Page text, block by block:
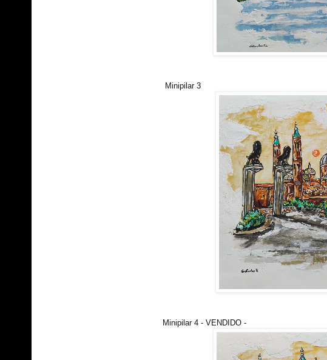
Minipilar 3
Minipilar 4 - VENDIDO -